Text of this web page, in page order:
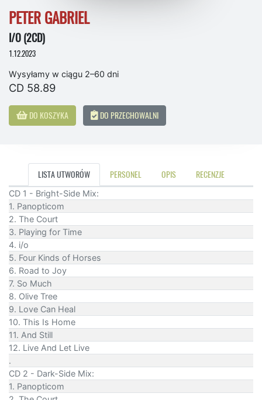
PETER GABRIEL
I/O (2CD)
1.12.2023
Wysyłamy w ciągu 2–60 dni
CD 58.89
DO KOSZYKA DO PRZECHOWALNI
LISTA UTWORÓW PERSONEL OPIS RECENZJE
CD 1 - Bright-Side Mix:
1. Panopticom
2. The Court
3. Playing for Time
4. i/o
5. Four Kinds of Horses
6. Road to Joy
7. So Much
8. Olive Tree
9. Love Can Heal
10. This Is Home
11. And Still
12. Live And Let Live
.
CD 2 - Dark-Side Mix:
1. Panopticom